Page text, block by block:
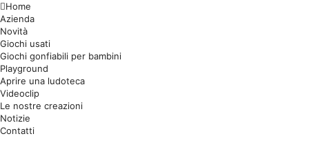
Home
Azienda
Novità
Giochi usati
Giochi gonfiabili per bambini
Playground
Aprire una ludoteca
Videoclip
Le nostre creazioni
Notizie
Contatti